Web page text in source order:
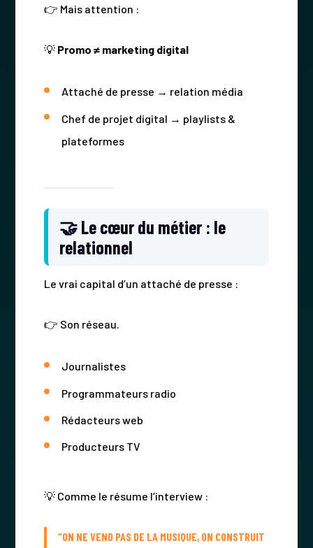
👉 Mais attention :
💡 Promo ≠ marketing digital
Attaché de presse → relation média
Chef de projet digital → playlists &
plateformes
🤝 Le cœur du métier : le
relationnel
Le vrai capital d’un attaché de presse :
👉 Son réseau.
Journalistes
Programmateurs radio
Rédacteurs web
Producteurs TV
💡 Comme le résume l’interview :
“ON NE VEND PAS DE LA MUSIQUE, ON CONSTRUIT